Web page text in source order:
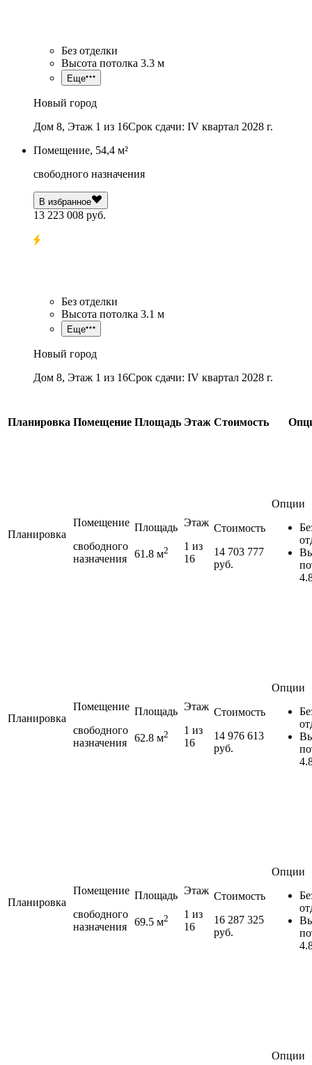
Без отделки
Высота потолка 3.3 м
Еще
Новый город
Дом 8, Этаж 1 из 16Срок сдачи: IV квартал 2028 г.
Помещение, 54,4 м²
свободного назначения
В избранное
13 223 008 руб.
Без отделки
Высота потолка 3.1 м
Еще
Новый город
Дом 8, Этаж 1 из 16Срок сдачи: IV квартал 2028 г.
Планировка Помещение Площадь Этаж Стоимость
Планировка
Помещение
свободного
назначения
Площадь
61.8 м2
Этаж
1 из
16
Стоимость
14 703 777
руб.
Опции
Планировка
Помещение
свободного
назначения
Площадь
62.8 м2
Этаж
1 из
16
Стоимость
14 976 613
руб.
Опции
Планировка
Помещение
свободного
назначения
Площадь
69.5 м2
Этаж
1 из
16
Стоимость
16 287 325
руб.
Опции
Опции